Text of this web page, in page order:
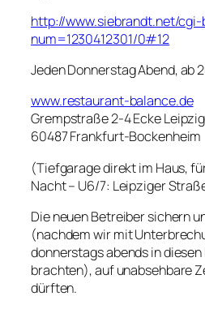
http://www.siebrandt.net/cgi-
num=1230412301/0#12
Jeden Donnerstag Abend, ab
www.restaurant-balance.de
Grempstraße 2-4 Ecke
60487 Frankfurt-Bockenheim
(Tiefgarage direkt im Haus,
Nacht – U6/7: Leipziger
Die neuen Betreiber sichern
(nachdem wir mit
donnerstags abends in diesen
brachten), auf unabsehbare
dürften.